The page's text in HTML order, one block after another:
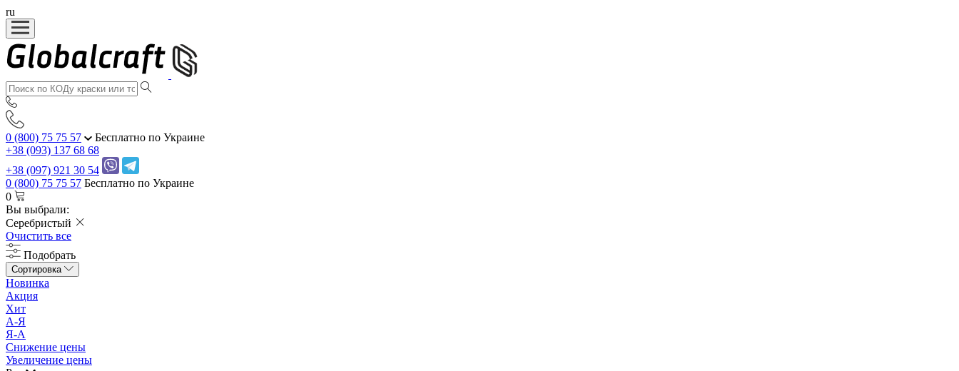
ru
0 (800) 75 75 57
Бесплатно по Украине
+38 (093) 137 68 68
+38 (097) 921 30 54
0 (800) 75 75 57 Бесплатно по Украине
0
Вы выбрали:
Серебристый
Очистить все
Подобрать
Сортировка
Новинка
Акция
Хит
А-Я
Я-А
Снижение цены
Увеличение цены